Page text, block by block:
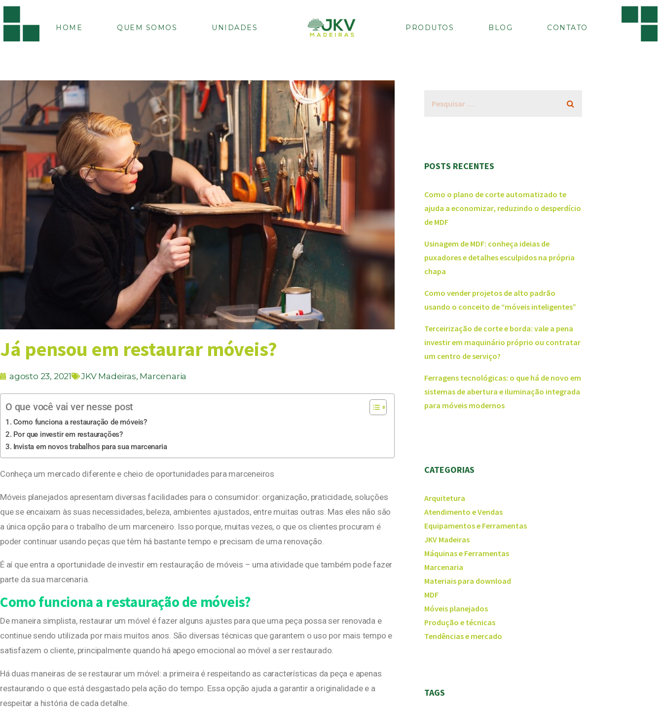
HOME QUEM SOMOS UNIDADES PRODUTOS BLOG CONTATO
Já pensou em restaurar móveis?
agosto 23, 2021 JKV Madeiras, Marcenaria
O que você vai ver nesse post
Como funciona a restauração de móveis?
Por que investir em restaurações?
Invista em novos trabalhos para sua marcenaria
Conheça um mercado diferente e cheio de oportunidades para marceneiros
Móveis planejados apresentam diversas facilidades para o consumidor: organização, praticidade, soluções
que se encaixam às suas necessidades, beleza, ambientes ajustados, entre muitas outras. Mas eles não são
a única opção para o trabalho de um marceneiro. Isso porque, muitas vezes, o que os clientes procuram é
poder continuar usando peças que têm há bastante tempo e precisam de uma renovação.
É aí que entra a oportunidade de investir em restauração de móveis – uma atividade que também pode fazer
parte da sua marcenaria.
Como funciona a restauração de móveis?
De maneira simplista, restaurar um móvel é fazer alguns ajustes para que uma peça possa ser renovada e
continue sendo utilizada por mais muitos anos. São diversas técnicas que garantem o uso por mais tempo e
satisfazem o cliente, principalmente quando há apego emocional ao móvel a ser restaurado.
Há duas maneiras de se restaurar um móvel: a primeira é respeitando as características da peça e apenas
restaurando o que está desgastado pela ação do tempo. Essa opção ajuda a garantir a originalidade e a
respeitar a história de cada detalhe.
POSTS RECENTES
Como o plano de corte automatizado te
ajuda a economizar, reduzindo o desperdício
de MDF
Usinagem de MDF: conheça ideias de
puxadores e detalhes esculpidos na própria
chapa
Como vender projetos de alto padrão
usando o conceito de “móveis inteligentes”
Terceirização de corte e borda: vale a pena
investir em maquinário próprio ou contratar
um centro de serviço?
Ferragens tecnológicas: o que há de novo em
sistemas de abertura e iluminação integrada
para móveis modernos
CATEGORIAS
Arquitetura
Atendimento e Vendas
Equipamentos e Ferramentas
JKV Madeiras
Máquinas e Ferramentas
Marcenaria
Materiais para download
MDF
Móveis planejados
Produção e técnicas
Tendências e mercado
TAGS